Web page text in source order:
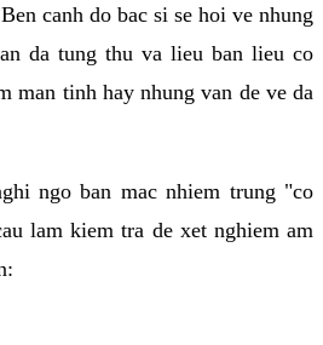
canh do bac si se hoi ve nhung
da tung thu va lieu ban lieu co
man tinh hay nhung van de ve da
ngo ban mac nhiem trung "co
lam kiem tra de xet nghiem am